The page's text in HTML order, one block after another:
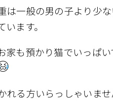
は一般の男の子より少
います。
家も預かり猫でいっぱ
れる方いらっしゃいませ